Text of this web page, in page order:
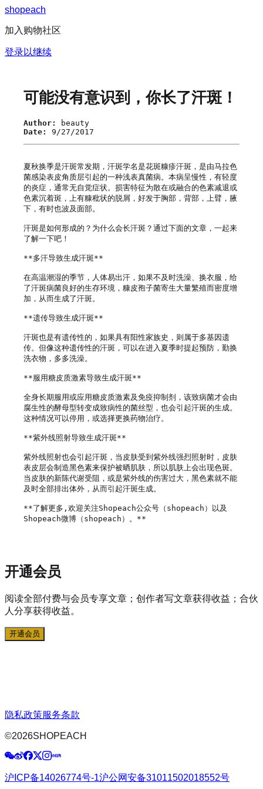
shopeach
加入购物社区
登录以继续
可能没有意识到，你长了汗斑！
Author:
beauty
Date:
9/27/2017
夏秋换季是汗斑常发期，汗斑学名是花斑糠疹汗斑，是由马拉色
菌感染表皮角质层引起的一种浅表真菌病。本病呈慢性，有轻度
的炎症，通常无自觉症状。损害特征为散在或融合的色素减退或
色素沉着斑，上有糠秕状的脱屑，好发于胸部，背部，上臂，腋
下，有时也波及面部。
汗斑是如何形成的？为什么会长汗斑？通过下面的文章，一起来
了解一下吧！
**多汗导致生成汗斑**
在高温潮湿的季节，人体易出汗，如果不及时洗澡、换衣服，给
了汗斑病菌良好的生存环境，糠皮孢子菌寄生大量繁殖而密度增
加，从而生成了汗斑。
**遗传导致生成汗斑**
汗斑也是有遗传性的，如果具有阳性家族史，则属于多基因遗
传。但像这种遗传性的汗斑，可以在进入夏季时提起预防，勤换
洗衣物，多多洗澡。
**服用糖皮质激素导致生成汗斑**
全身长期服用或应用糖皮质激素及免疫抑制剂，该致病菌才会由
腐生性的酵母型转变成致病性的菌丝型，也会引起汗斑的生成。
这种情况可以停用，或选择更换药物治疗。
**紫外线照射导致生成汗斑**
紫外线照射也会引起汗斑，当皮肤受到紫外线强烈照射时，皮肤
表皮层会制造黑色素来保护被晒肌肤，所以肌肤上会出现色斑。
当皮肤的新陈代谢受阻，或是紫外线的伤害过大，黑色素就不能
及时全部排出体外，从而引起汗斑生成。
**了解更多,欢迎关注Shopeach公众号（shopeach）以及
开通会员
阅读全部付费与会员专享文章；创作者写文章获得收益；合伙
人分享获得收益。
开通会员
隐私政策服务条款
©2026SHOPEACH
沪ICP备14026774号-1沪公网安备31011502018552号